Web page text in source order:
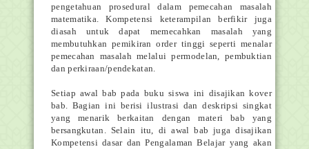
pengetahuan prosedural dalam pemecahan masalah
matematika. Kompetensi keterampilan berfikir juga
diasah untuk dapat memecahkan masalah yang
membutuhkan pemikiran order tinggi seperti menalar
pemecahan masalah melalui permodelan, pembuktian
dan perkiraan/pendekatan.
Setiap awal bab pada buku siswa ini disajikan kover
bab. Bagian ini berisi ilustrasi dan deskripsi singkat
yang menarik berkaitan dengan materi bab yang
bersangkutan. Selain itu, di awal bab juga disajikan
Kompetensi dasar dan Pengalaman Belajar yang akan